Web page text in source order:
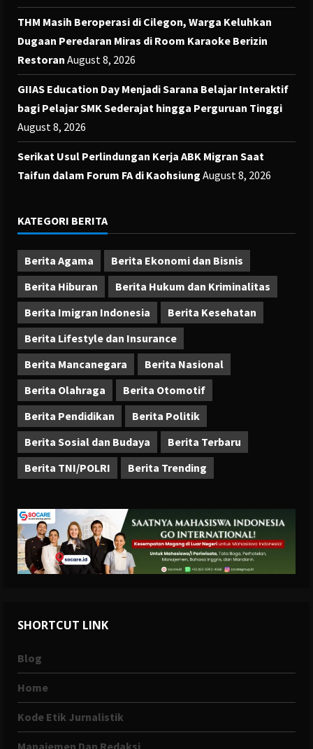
THM Masih Beroperasi di Cilegon, Warga Keluhkan
Dugaan Peredaran Miras di Room Karaoke Berizin
Restoran August 8, 2026
GIIAS Education Day Menjadi Sarana Belajar Interaktif
bagi Pelajar SMK Sederajat hingga Perguruan Tinggi
August 8, 2026
Serikat Usul Perlindungan Kerja ABK Migran Saat
Taifun dalam Forum FA di Kaohsiung August 8, 2026
KATEGORI BERITA
Berita Agama
Berita Ekonomi dan Bisnis
Berita Hiburan
Berita Hukum dan Kriminalitas
Berita Imigran Indonesia
Berita Kesehatan
Berita Lifestyle dan Insurance
Berita Mancanegara
Berita Nasional
Berita Olahraga
Berita Otomotif
Berita Pendidikan
Berita Politik
Berita Sosial dan Budaya
Berita Terbaru
Berita TNI/POLRI
Berita Trending
SHORTCUT LINK
Blog
Home
Kode Etik Jurnalistik